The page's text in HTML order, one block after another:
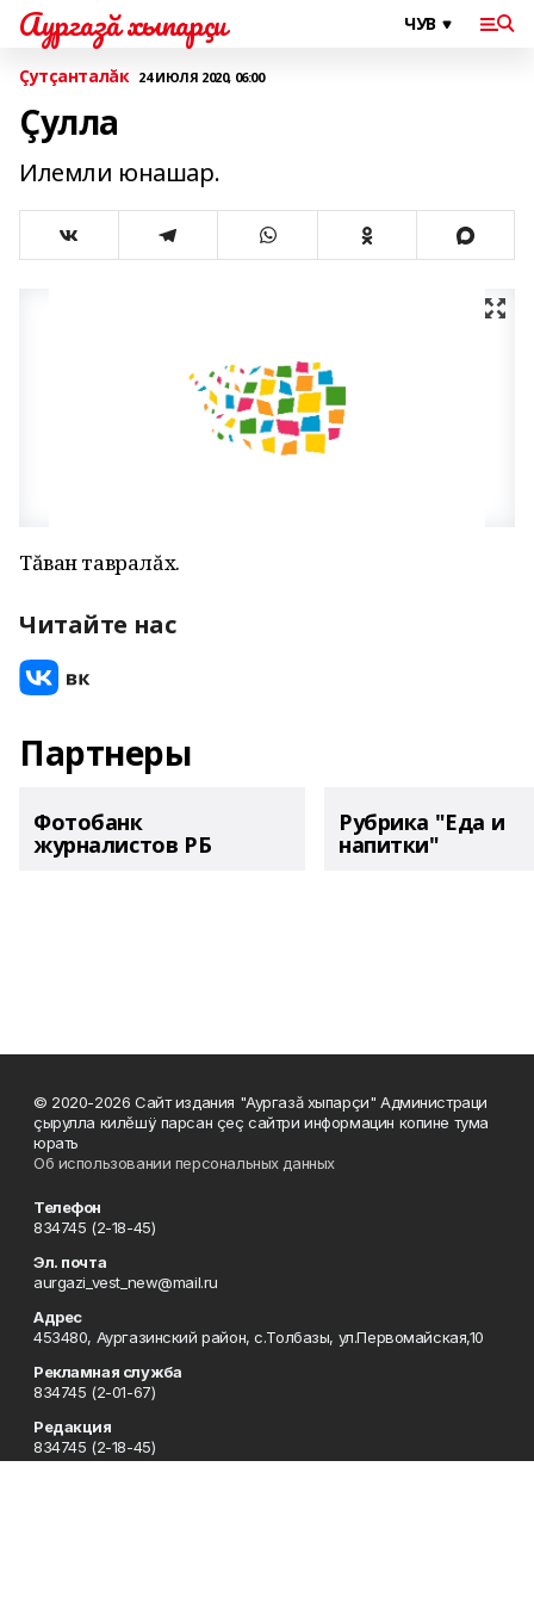
Аургазă хыпарçи
Çутçанталăк 24 ИЮЛЯ 2020, 06:00
Çулла
Илемли юнашар.
Тăван тавралăх.
Читайте нас
Партнеры
Фотобанк
журналистов РБ
Рубрика "Еда и
напитки"
© 2020-2026 Сайт издания "Аургазă хыпарçи" Администраци
çырулла килĕшÿ парсан çеç сайтри информацин копине тума
юрать
Об использовании персональных данных
Телефон
834745 (2-18-45)
Эл. почта
aurgazi_vest_new@mail.ru
Адрес
453480, Аургазинский район, с.Толбазы, ул.Первомайская,10
Рекламная служба
834745 (2-01-67)
Редакция
834745 (2-18-45)